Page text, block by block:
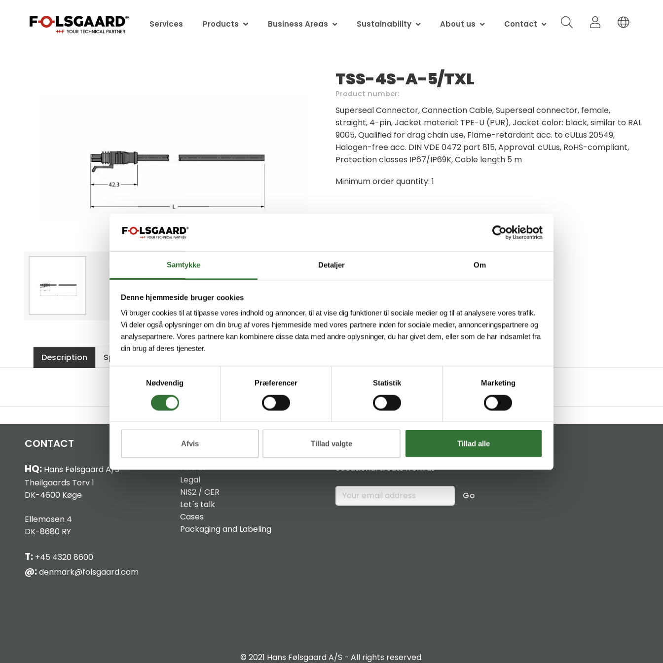
Samtykke Detaljer Om
Denne hjemmeside bruger cookies
Vi bruger cookies til at tilpasse vores indhold og annoncer, til at vise dig funktioner til sociale medier og til at analysere vores trafik.
Vi deler også oplysninger om din brug af vores hjemmeside med vores partnere inden for sociale medier, annonceringspartnere og
analysepartnere. Vores partnere kan kombinere disse data med andre oplysninger, du har givet dem, eller som de har indsamlet fra
din brug af deres tjenester.
Nødvendig
Præferencer Statistik Marketing
Afvis Tillad valgte Tillad alle
Services Products Business Areas Sustainability About us Contact
TSS-4S-A-5/TXL
Product number:
Superseal Connector, Connection Cable, Superseal connector, female,
straight, 4-pin, Jacket material: TPE-U (PUR), Jacket color: black, similar to RAL
9005, Qualified for drag chain use, Flame-retardant acc. to cULus 20549,
Halogen-free acc. DIN VDE 0472 part 815, Approval: cULus, RoHS-compliant,
Protection classes IP67/IP69K, Cable length 5 m
Minimum order quantity: 1
Description Specifications
CONTACT
HQ:Hans Følsgaard A/S
Theilgaards Torv 1
DK-4600 Køge
Ellemosen 4
DK-8680 RY
T:+45 4320 8600
@:denmark@folsgaard.com
INFO
Find us
Legal
NIS2 / CER
Let´s talk
Cases
Packaging and Labeling
News & Insights
Sign up if you would like to receive
occasional treats from us
Go
© 2021 Hans Følsgaard A/S - All rights reserved.